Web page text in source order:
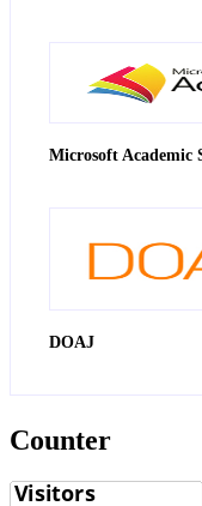
Microsoft Academic
DOAJ
Counter